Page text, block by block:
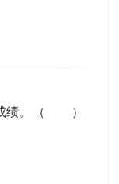
成绩。（ ）